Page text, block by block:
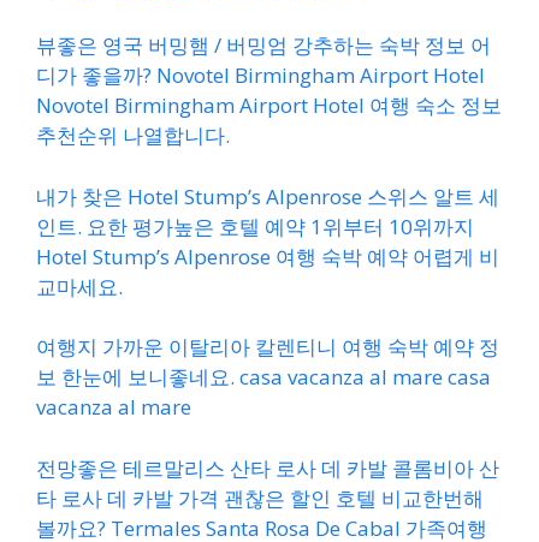
뷰좋은 영국 버밍햄 / 버밍엄 강추하는 숙박 정보 어
디가 좋을까? Novotel Birmingham Airport Hotel
Novotel Birmingham Airport Hotel 여행 숙소 정보
추천순위 나열합니다.
내가 찾은 Hotel Stump’s Alpenrose 스위스 알트 세
인트. 요한 평가높은 호텔 예약 1위부터 10위까지
Hotel Stump’s Alpenrose 여행 숙박 예약 어렵게 비
교마세요.
여행지 가까운 이탈리아 칼렌티니 여행 숙박 예약 정
보 한눈에 보니좋네요. casa vacanza al mare casa
vacanza al mare
전망좋은 테르말리스 산타 로사 데 카발 콜롬비아 산
타 로사 데 카발 가격 괜찮은 할인 호텔 비교한번해
볼까요? Termales Santa Rosa De Cabal 가족여행